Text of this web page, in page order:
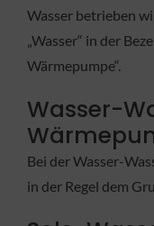
Wasser betrieben
„Wasser“ in der
Wärmepumpe“.
Wasser-
Bei der Wasser-
in der Regel dem